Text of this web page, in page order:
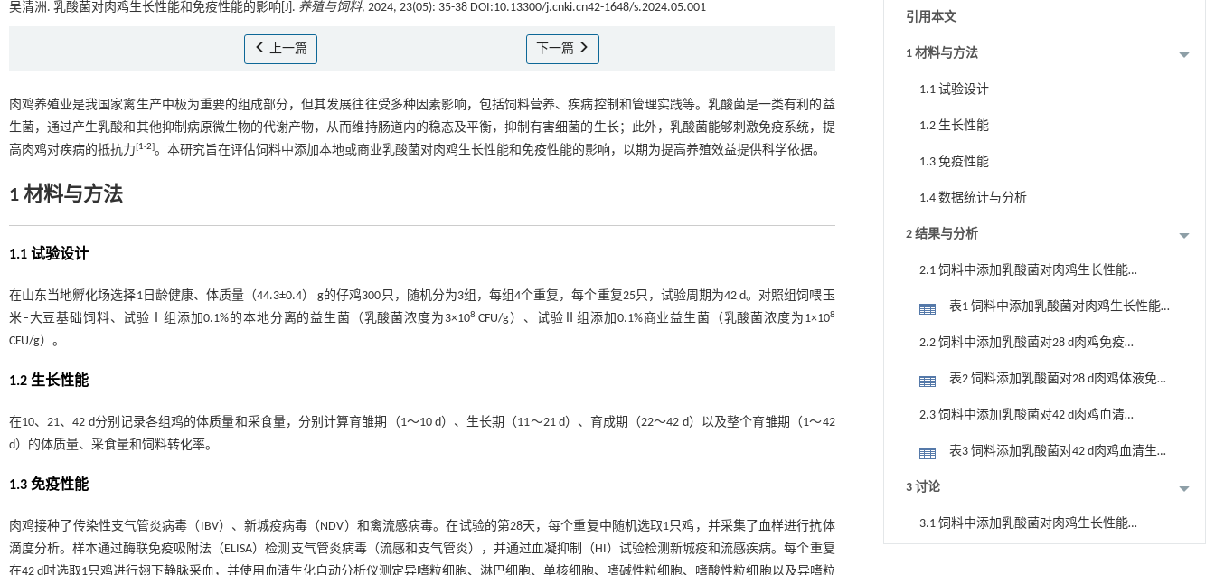
吴清洲. 乳酸菌对肉鸡生长性能和免疫性能的影响[J]. 养殖与饲料, 2024, 23(05): 35-38 DOI:10.13300/j.cnki.cn42-1648/s.2024.05.001
上一篇 下一篇
肉鸡养殖业是我国家禽生产中极为重要的组成部分，但其发展往往受多种因素影响，包括饲料营养、疾病控制和管理实践等。乳酸菌是一类有利的益
生菌，通过产生乳酸和其他抑制病原微生物的代谢产物，从而维持肠道内的稳态及平衡，抑制有害细菌的生长；此外，乳酸菌能够刺激免疫系统，提
高肉鸡对疾病的抵抗力[1-2]。本研究旨在评估饲料中添加本地或商业乳酸菌对肉鸡生长性能和免疫性能的影响，以期为提高养殖效益提供科学依据。
1 材料与方法
1.1 试验设计
在山东当地孵化场选择1日龄健康、体质量（44.3±0.4） g的仔鸡300只，随机分为3组，每组4个重复，每个重复25只，试验周期为42 d。对照组饲喂玉
米–大豆基础饲料、试验Ⅰ组添加0.1%的本地分离的益生菌（乳酸菌浓度为3×108 CFU/g）、试验Ⅱ组添加0.1%商业益生菌（乳酸菌浓度为1×108
CFU/g）。
1.2 生长性能
在10、21、42 d分别记录各组鸡的体质量和采食量，分别计算育雏期（1～10 d）、生长期（11～21 d）、育成期（22～42 d）以及整个育雏期（1～42
d）的体质量、采食量和饲料转化率。
1.3 免疫性能
肉鸡接种了传染性支气管炎病毒（IBV）、新城疫病毒（NDV）和禽流感病毒。在试验的第28天，每个重复中随机选取1只鸡，并采集了血样进行抗体
滴度分析。样本通过酶联免疫吸附法（ELISA）检测支气管炎病毒（流感和支气管炎），并通过血凝抑制（HI）试验检测新城疫和流感疾病。每个重复
在42 d时选取1只鸡进行翅下静脉采血，并使用血清生化自动分析仪测定异嗜粒细胞、淋巴细胞、单核细胞、嗜碱性粒细胞、嗜酸性粒细胞以及异嗜粒
引用本文
1 材料与方法
1.1 试验设计
1.2 生长性能
1.3 免疫性能
1.4 数据统计与分析
2 结果与分析
2.1 饲料中添加乳酸菌对肉鸡生长性能
表1 饲料中添加乳酸菌对肉鸡生长性能
2.2 饲料中添加乳酸菌对28 d肉鸡免疫性
表2 饲料添加乳酸菌对28 d肉鸡体液免疫
2.3 饲料中添加乳酸菌对42 d肉鸡血清生
表3 饲料添加乳酸菌对42 d肉鸡血清生化
指标的影响
3 讨论
3.1 饲料中添加乳酸菌对肉鸡生长性能
的影响